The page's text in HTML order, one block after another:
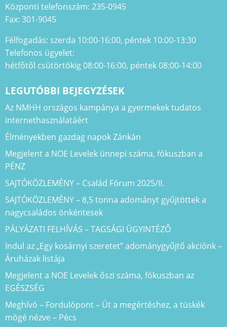
Központi telefonszám: 235-0945
Fax: 301-9045
Félfogadás: szerda 10:00-16:00, péntek 10:00-13:30
Telefonos ügyelet:
hétfőtől csütörtökig 08:00-16:00, péntek 08:00-14:00
LEGUTÓBBI BEJEGYZÉSEK
Az NMHH országos kampánya a gyermekek tudatos
internethasználatáért
Élményekben gazdag napok Zánkán
Megjelent a NOE Levelek ünnepi száma, fókuszban a
PÉNZ
SAJTÓKÖZLEMÉNY – Család Fórum 2025/II.
SAJTÓKÖZLEMÉNY – 8,5 tonna adományt gyűjtöttek a
nagycsaládos önkéntesek
PÁLYÁZATI FELHÍVÁS – TAGSÁGI ÜGYINTÉZŐ
Indul az „Egy kosárnyi szeretet” adománygyűjtő akciónk –
Áruházak listája
Megjelent a NOE Levelek őszi száma, fókuszban az
EGÉSZSÉG
Meghívó – Fordulópont – Út a megértéshez, a tüskék
mögé nézve – Pécs